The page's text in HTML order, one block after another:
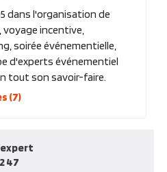
dans l'organisation de
voyage incentive,
soirée événementielle,
d'experts événementiel
tout son savoir-faire.
(7)
47